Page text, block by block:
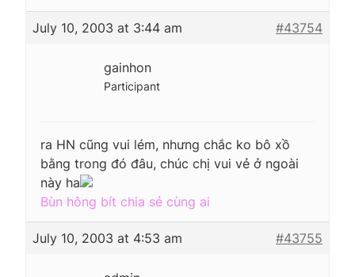
July 10, 2003 at 3:44 am #43754
gainhon
Participant
ra HN cũng vui lém, nhưng chắc ko bô xồ
bằng trong đó đâu, chúc chị vui vẻ ở ngoài
này ha
Bùn hông bít chia sẻ cùng ai
July 10, 2003 at 4:53 am #43755